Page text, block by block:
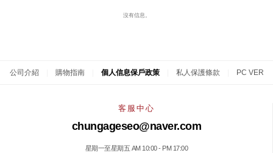
沒有信息。
公司介紹 購物指南 個人信息保戶政策 私人保護條款 PC VER
客服中心
chungageseo@naver.com
星期一至星期五 AM 10:00 - PM 17:00